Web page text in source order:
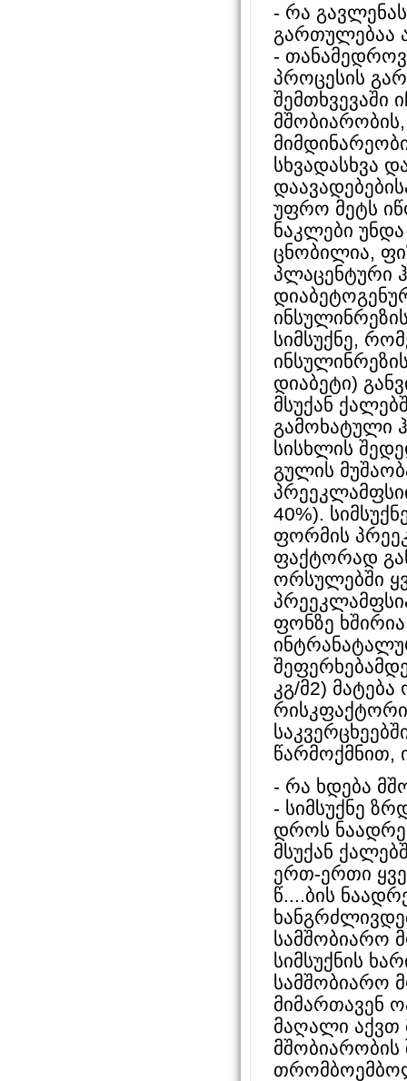
- რა
გართულებაა
-
პროცესის
შემთხვევაში
სხვადასხვა
უფრო მეტს
ნაკლები
ცნობილია,
პლაცენტური
სიმსუქნე,
დიაბეტი)
მსუქან
გამოხატული
სისხლის
გულის
40%).
ფორმის
ფაქტორად
ორსულებში
ფონზე
კგ/მ2)
წარმოქმნით,
- რა ხდება
- სიმსუქნე
დროს
მსუქან
ერთ-ერთი
წ....ბის
სამშობიარო
სიმსუქნის
სამშობიარო
მიმართავენ
მაღალი აქვთ